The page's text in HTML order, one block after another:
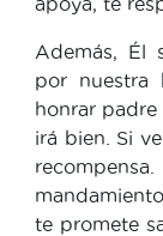
Además, Él
por nuestra
honrar
irá bien. Si
te promete